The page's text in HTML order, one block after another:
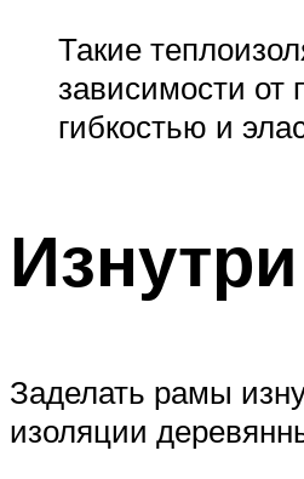
Такие
зависимости от
гибкостью и
Изнутри
Заделать рамы
изоляции